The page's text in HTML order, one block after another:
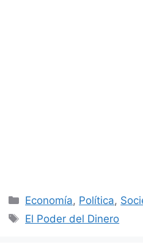
Categorías
Economía, Política,
Etiquetas
El Poder del Dinero